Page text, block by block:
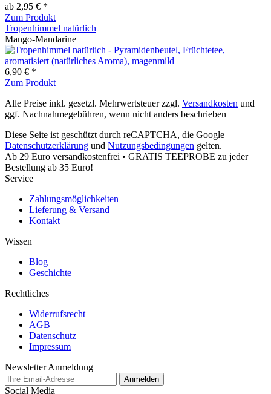
ab 2,95 € *
Zum Produkt
Tropenhimmel natürlich
Mango-Mandarine
6,90 € *
Zum Produkt
Alle Preise inkl. gesetzl. Mehrwertsteuer zzgl. Versandkosten und
ggf. Nachnahmegebühren, wenn nicht anders beschrieben
Diese Seite ist geschützt durch reCAPTCHA, die Google
Datenschutzerklärung und Nutzungsbedingungen gelten.
Ab 29 Euro versandkostenfrei • GRATIS TEEPROBE zu jeder
Bestellung ab 35 Euro!
Service
Zahlungsmöglichkeiten
Lieferung & Versand
Kontakt
Wissen
Blog
Geschichte
Rechtliches
Widerrufsrecht
AGB
Datenschutz
Impressum
Newsletter Anmeldung
Anmelden
Social Media